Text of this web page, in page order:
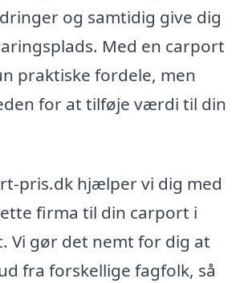
og samtidig give dig
Med en carport
praktiske fordele, men
for at tilføje værdi til din
pris.dk hjælper vi dig med
firma til din carport i
Vi gør det nemt for dig at
fra forskellige fagfolk, så